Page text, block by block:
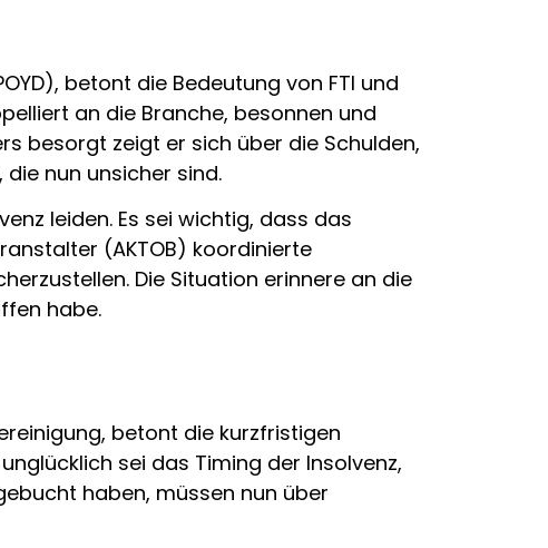
betont die Bedeutung von FTI und
an die Branche, besonnen und
besorgt zeigt er sich über die Schulden,
nun unsicher sind.
leiden. Es sei wichtig, dass das
(AKTOB) koordinierte
Die Situation erinnere an die
habe.
betont die kurzfristigen
sei das Timing der Insolvenz,
haben, müssen nun über